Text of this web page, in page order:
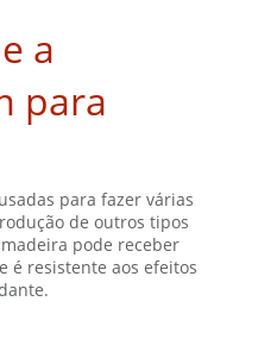
a
para
para fazer várias
de outros tipos
pode receber
é resistente aos efeitos